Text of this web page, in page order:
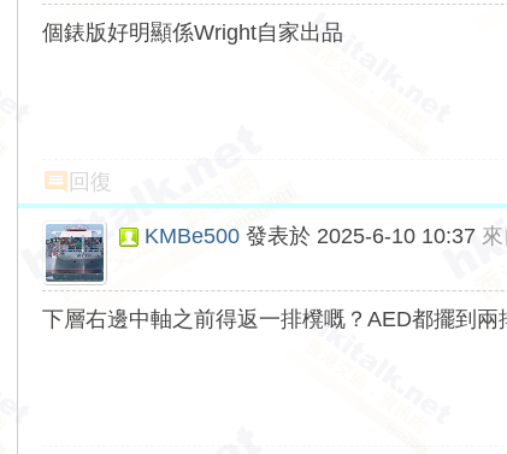
個錶版好明顯係Wright自家出品
回復
KMBe500 發表於 2025-6-10 10:37
下層右邊中軸之前得返一排櫈嘅？AED都擺到兩